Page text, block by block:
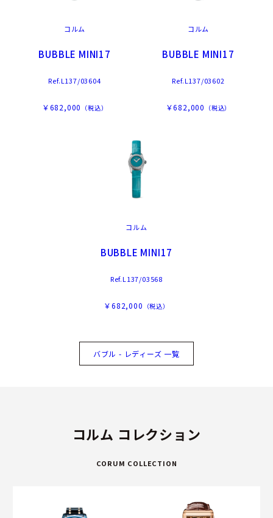
コルム
BUBBLE MINI17
Ref.L137/03604
￥682,000 （税込）
コルム
BUBBLE MINI17
Ref.L137/03602
￥682,000 （税込）
コルム
BUBBLE MINI17
Ref.L137/03568
￥682,000 （税込）
バブル - レディーズ 一覧
コルム コレクション
CORUM COLLECTION